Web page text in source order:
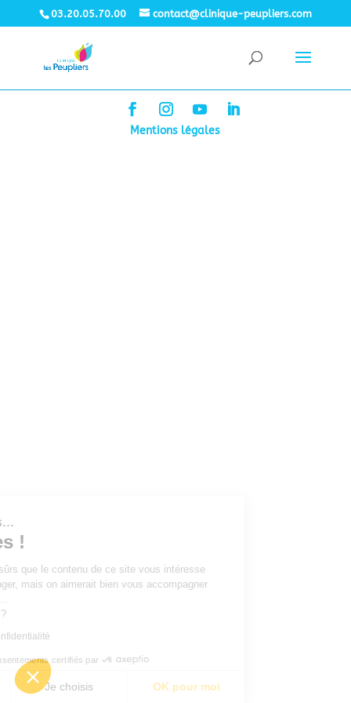
03.20.05.70.00 contact@clinique-peupliers.com
Mentions légales
!
sûrs que le contenu de ce site vous intéresse
mais on aimerait bien vous accompagner
?
confidentialité
Consentements certifiés par
Je choisis OK pour moi